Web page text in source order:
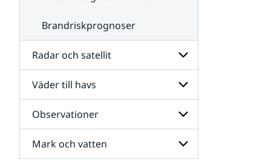
Brandriskprognoser
Radar och satellit
Undersidor
för
Radar
och
satellit
Väder till havs
Undersidor
för
Väder
till
havs
Observationer
Undersidor
för
Mark och vatten